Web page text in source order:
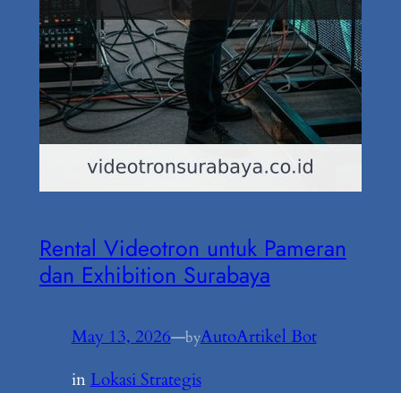
Rental Videotron untuk Pameran
dan Exhibition Surabaya
May 13, 2026—byAutoArtikel Bot
inLokasi Strategis